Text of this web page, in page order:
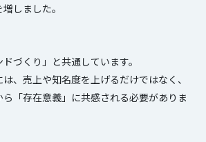
しました。
づくり」と共通しています。
、売上や知名度を上げるだけではなく、
「存在意義」に共感される必要がありま